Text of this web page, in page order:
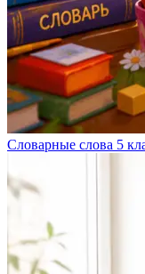
Словарные слова 5